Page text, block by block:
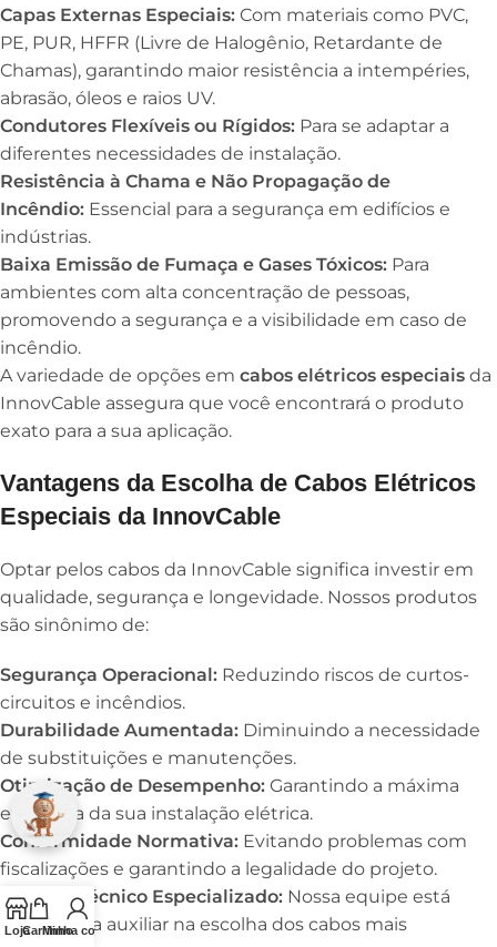
Capas Externas Especiais: Com materiais como PVC,
PE, PUR, HFFR (Livre de Halogênio, Retardante de
Chamas), garantindo maior resistência a intempéries,
abrasão, óleos e raios UV.
Condutores Flexíveis ou Rígidos: Para se adaptar a
diferentes necessidades de instalação.
Resistência à Chama e Não Propagação de
Incêndio: Essencial para a segurança em edifícios e
indústrias.
Baixa Emissão de Fumaça e Gases Tóxicos: Para
ambientes com alta concentração de pessoas,
promovendo a segurança e a visibilidade em caso de
incêndio.
A variedade de opções em cabos elétricos especiais da
InnovCable assegura que você encontrará o produto
exato para a sua aplicação.
Vantagens da Escolha de Cabos Elétricos
Especiais da InnovCable
Optar pelos cabos da InnovCable significa investir em
qualidade, segurança e longevidade. Nossos produtos
são sinônimo de:
Segurança Operacional: Reduzindo riscos de curtos-
circuitos e incêndios.
Durabilidade Aumentada: Diminuindo a necessidade
de substituições e manutenções.
Otimização de Desempenho: Garantindo a máxima
eficiência da sua instalação elétrica.
Conformidade Normativa: Evitando problemas com
fiscalizações e garantindo a legalidade do projeto.
Suporte Técnico Especializado: Nossa equipe está
pronta para auxiliar na escolha dos cabos mais
LojaCarrinho
Minha conta